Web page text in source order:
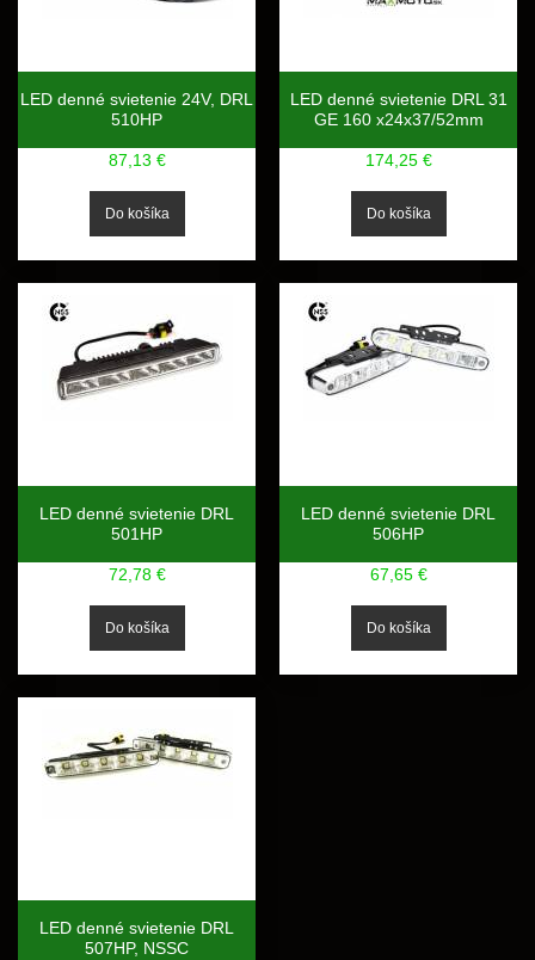
LED denné svietenie 24V, DRL
510HP
87,13 €
LED denné svietenie DRL 31
GE 160 x24x37/52mm
174,25 €
LED denné svietenie DRL
501HP
72,78 €
LED denné svietenie DRL
506HP
67,65 €
LED denné svietenie DRL
507HP, NSSC